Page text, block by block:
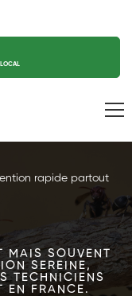
rapide partout
MAIS SOUVENT
SEREINE,
TECHNICIENS
EN FRANCE.